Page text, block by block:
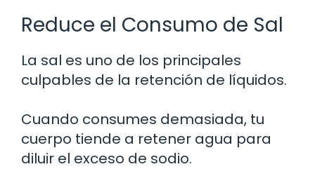
Reduce el Consumo de Sal
La sal es uno de los principales
culpables de la retención de líquidos.
Cuando consumes demasiada, tu
cuerpo tiende a retener agua para
diluir el exceso de sodio.